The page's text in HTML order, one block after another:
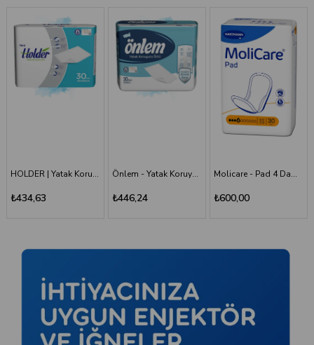
HOLDER | Yatak Koruyucu Serme Bez 60x90 30'LU Paket
₺446,24 ₺600,00 ₺1.660,00